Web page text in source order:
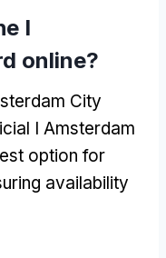
I
online?
City
I Amsterdam
option for
availability